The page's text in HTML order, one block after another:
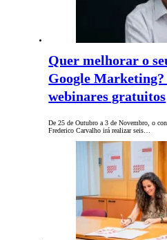
Quer melhorar o
Google Marketing?
webinares gratuitos
De 25 de Outubro a 3 de Novembro, o
Frederico Carvalho irá realizar seis…